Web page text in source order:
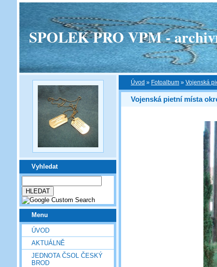
SPOLEK PRO VPM -
Vyhledat
Menu
ÚVOD
AKTUÁLNĚ
JEDNOTA ČSOL ČESKÝ
BROD
Úvod » Fotoalbum » Vojenská
Vojenská pietní místa